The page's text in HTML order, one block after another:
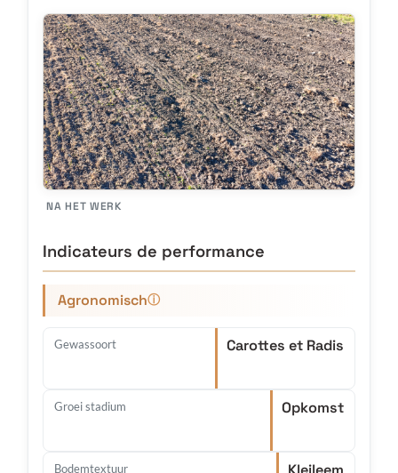
NA HET WERK
Indicateurs de performance
Agronomischⓘ
Gewassoort Carottes et Radis
Groei stadium Opkomst
Bodemtextuur